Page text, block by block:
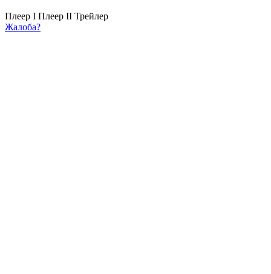
Плеер I Плеер II Трейлер
Жалоба?